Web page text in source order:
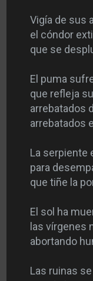
Vigía de sus
el cóndor
que se
El puma
que refleja
arrebatados
arrebatados
La serpiente
para
que tiñe la
El sol ha
las vírgenes
abortando
Las ruinas